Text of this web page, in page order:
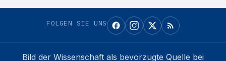
FOLGEN SIE UNS
Bild der Wissenschaft als bevorzugte Quelle bei